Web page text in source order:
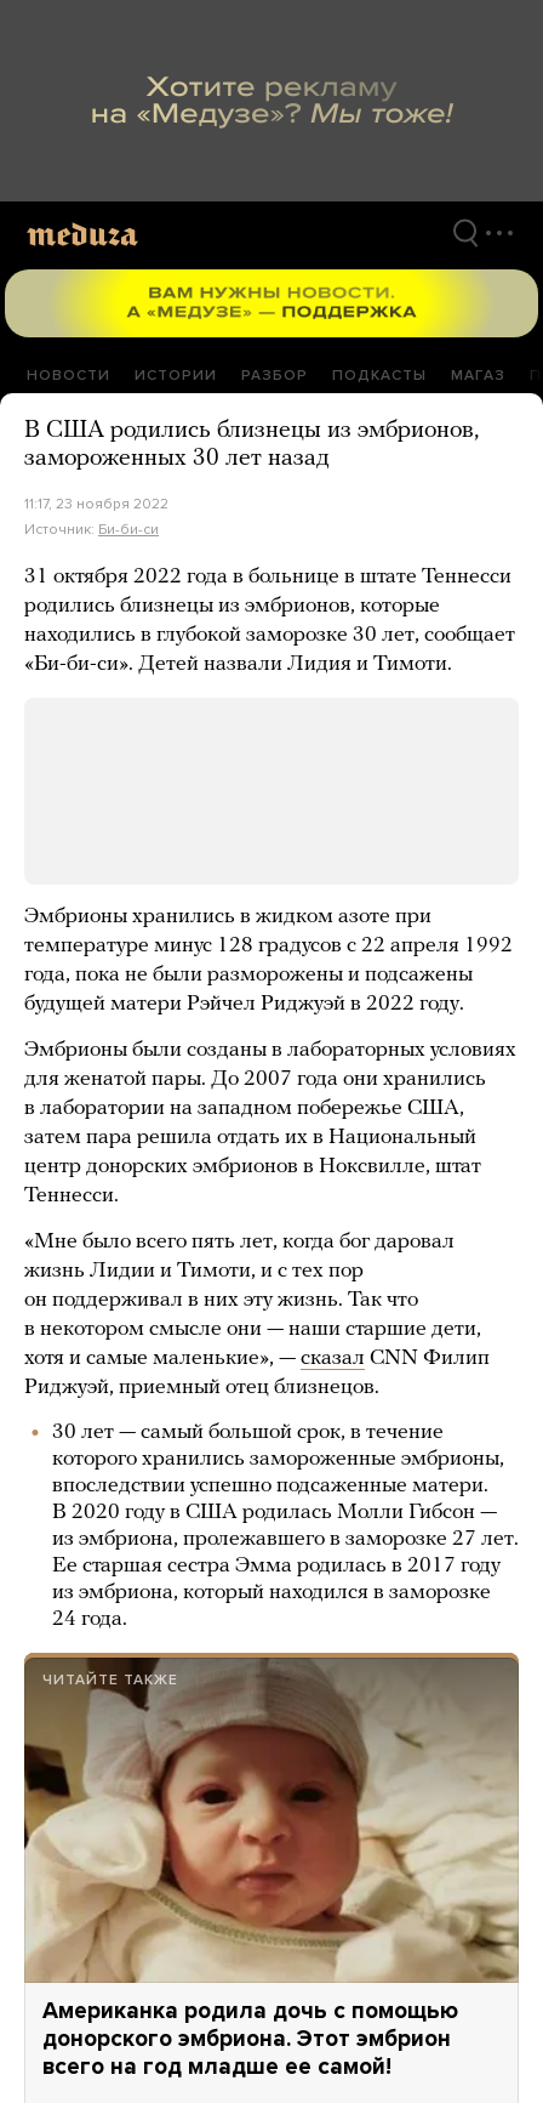
НОВОСТИ ИСТОРИИ РАЗБОР ПОДКАСТЫ МАГАЗ
В США родились близнецы из эмбрионов,
замороженных 30 лет назад
11:17, 23 ноября 2022
Источник: Би-би-си
31 октября 2022 года в больнице в штате Теннесси
родились близнецы из эмбрионов, которые
находились в глубокой заморозке 30 лет, сообщает
«Би-би-си». Детей назвали Лидия и Тимоти.
Эмбрионы хранились в жидком азоте при
температуре минус 128 градусов с 22 апреля 1992
года, пока не были разморожены и подсажены
будущей матери Рэйчел Риджуэй в 2022 году.
Эмбрионы были созданы в лабораторных условиях
для женатой пары. До 2007 года они хранились
в лаборатории на западном побережье США,
затем пара решила отдать их в Национальный
центр донорских эмбрионов в Ноксвилле, штат
Теннесси.
«Мне было всего пять лет, когда бог даровал
жизнь Лидии и Тимоти, и с тех пор
он поддерживал в них эту жизнь. Так что
в некотором смысле они — наши старшие дети,
хотя и самые маленькие», — сказал CNN Филип
Риджуэй, приемный отец близнецов.
30 лет — самый большой срок, в течение
которого хранились замороженные эмбрионы,
впоследствии успешно подсаженные матери.
В 2020 году в США родилась Молли Гибсон —
из эмбриона, пролежавшего в заморозке 27 лет.
Ее старшая сестра Эмма родилась в 2017 году
из эмбриона, который находился в заморозке
24 года.
ЧИТАЙТЕ ТАКЖЕ
Американка родила дочь с помощью
донорского эмбриона. Этот эмбрион
всего на год младше ее самой!